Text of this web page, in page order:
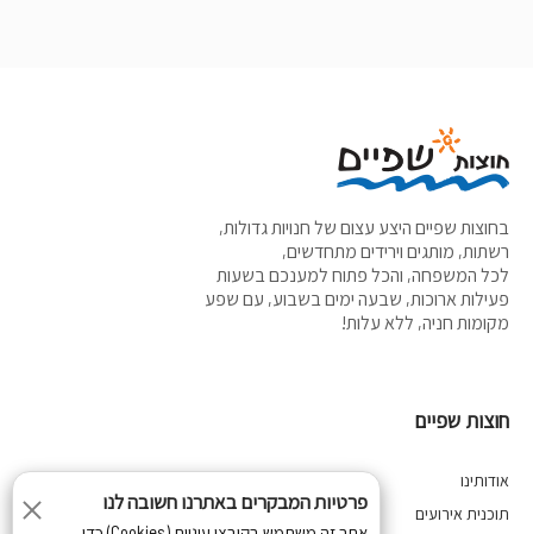
בחוצות שפיים היצע עצום של חנויות גדולות,
רשתות, מותגים וירידים מתחדשים,
לכל המשפחה, והכל פתוח למענכם בשעות
פעילות ארוכות, שבעה ימים בשבוע, עם שפע
מקומות חניה, ללא עלות!
חוצות שפיים
אודותינו
תוכנית אירועים
פרטיות המבקרים באתרנו חשובה לנו